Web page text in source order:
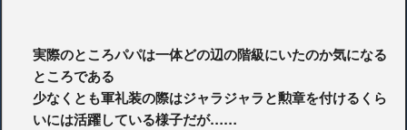
実際のところパパは一体どの辺の階級にいたのか気になる
ところである
少なくとも軍礼装の際はジャラジャラと勲章を付けるくら
いには活躍している様子だが……